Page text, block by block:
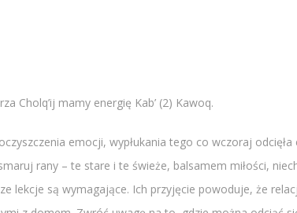
Cholq’ij mamy energię Kab’ (2) Kawoq.
emocji, wypłukania tego co wczoraj
rany – te stare i te świeże, balsamem miłości,
lekcje są wymagające. Ich przyjęcie powoduje, że